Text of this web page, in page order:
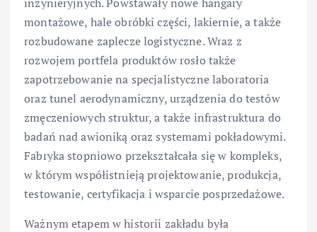
inżynieryjnych. Powstawały nowe hangary
montażowe, hale obróbki części, lakiernie, a także
rozbudowane zaplecze logistyczne. Wraz z
rozwojem portfela produktów rosło także
zapotrzebowanie na specjalistyczne laboratoria
oraz tunel aerodynamiczny, urządzenia do testów
zmęczeniowych struktur, a także infrastruktura do
badań nad awioniką oraz systemami pokładowymi.
Fabryka stopniowo przekształcała się w kompleks,
w którym współistnieją projektowanie, produkcja,
testowanie, certyfikacja i wsparcie posprzedażowe.
Ważnym etapem w historii zakładu była